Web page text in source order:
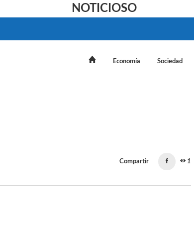
NOTICIOSO
Economía Sociedad
Compartir 1